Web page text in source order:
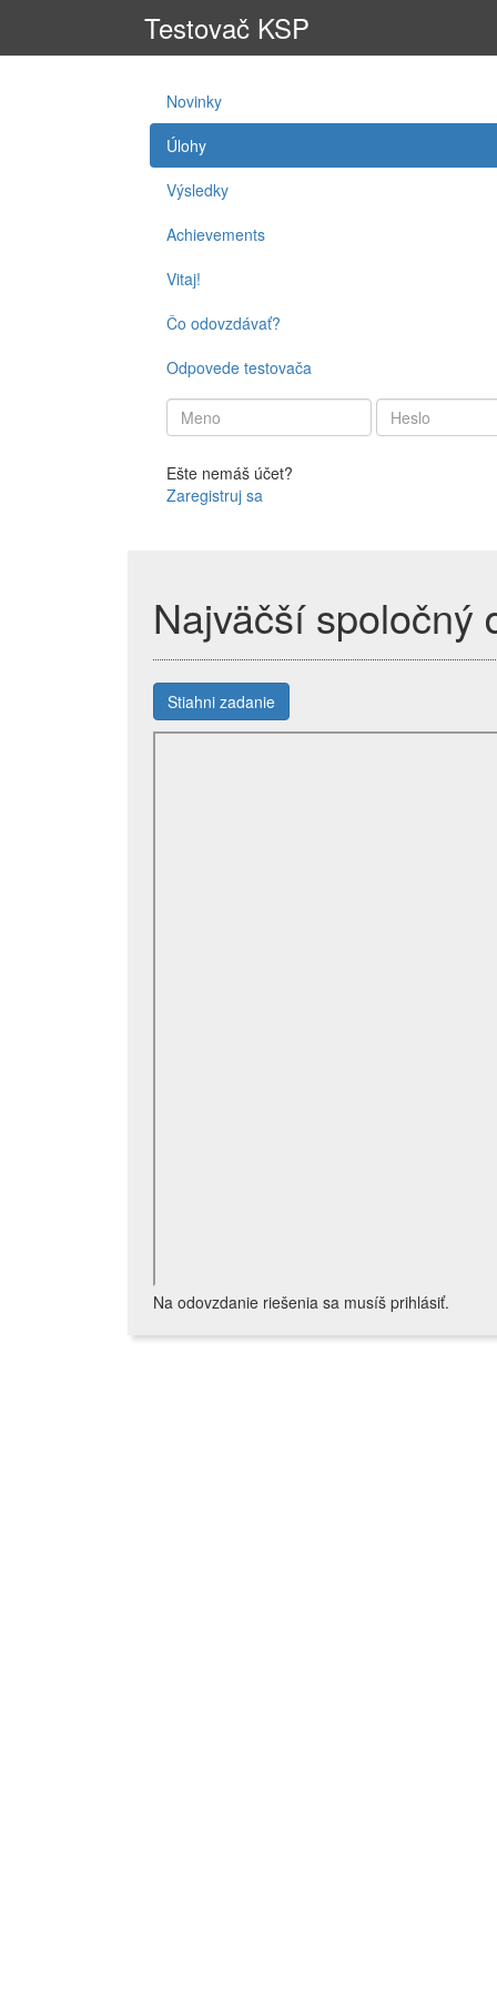
Testovač KSP
Novinky
Úlohy
Výsledky
Achievements
Vitaj!
Čo odovzdávať?
Odpovede testovača
Ešte nemáš účet?
Zaregistruj sa
Najväčší spoločný
Stiahni zadanie
Na odovzdanie riešenia sa musíš prihlásiť.